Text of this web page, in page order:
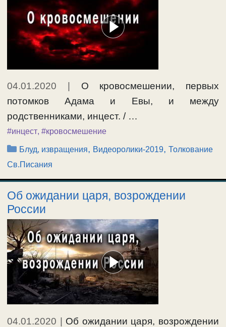
04.01.2020
О кровосмешении, первых
потомков Адама и Евы, и между
родственниками, инцест. / …
#инцест, #кровосмешение
Рубрики
Блуд, извращения, Видеоролики-2019,Толкование
Св.Писания
Об ожидании царя, возрождении
России
04.01.2020 | Об ожидании царя, возрождении